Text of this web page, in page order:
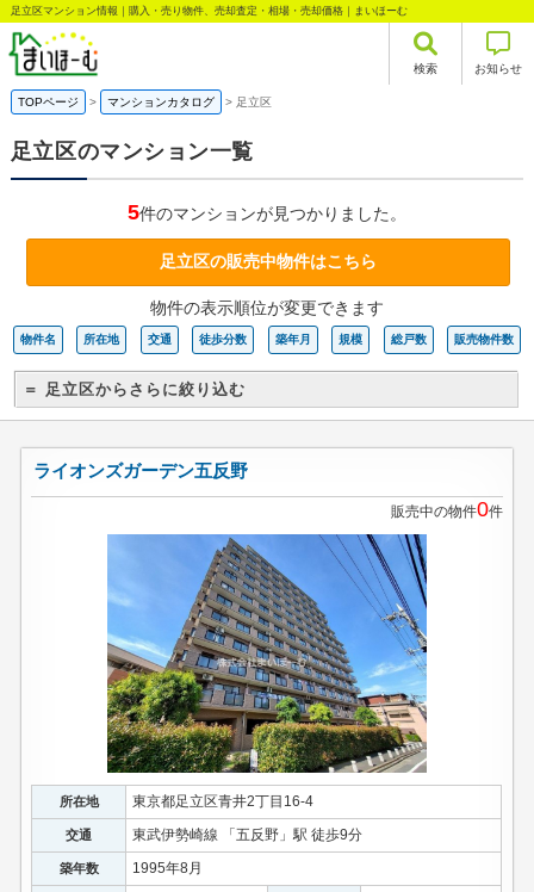
足立区マンション情報｜購入・売り物件、売却査定・相場・売却価格｜まいほーむ
検索 お知らせ
TOPページ マンションカタログ 足立区
足立区のマンション一覧
5件のマンションが見つかりました。
足立区の販売中物件はこちら
物件の表示順位が変更できます
物件名 所在地 交通 徒歩分数 築年月 規模 総戸数 販売物件数
＝ 足立区からさらに絞り込む
ライオンズガーデン五反野
販売中の物件0件
所在地 東京都足立区青井2丁目16-4
交通 東武伊勢崎線 「五反野」駅 徒歩9分
築年数 1995年8月